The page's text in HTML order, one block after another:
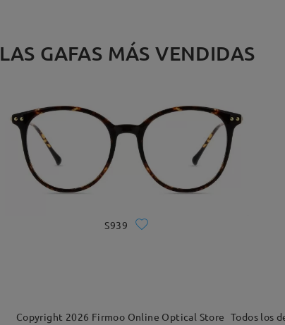
LAS GAFAS MÁS VENDIDAS
S939
Copyright 2026 Firmoo Online Optical Store Todos los